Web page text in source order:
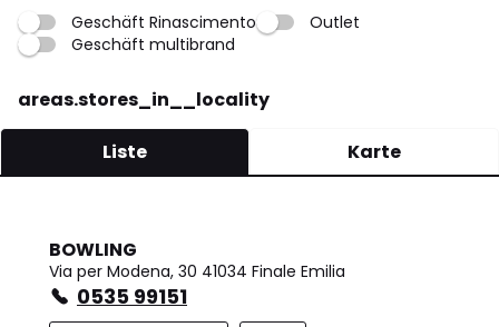
Geschäft Rinascimento
Outlet
Geschäft multibrand
areas.stores_in__locality
Liste Karte
BOWLING
Via per Modena, 30 41034 Finale Emilia
0535 99151